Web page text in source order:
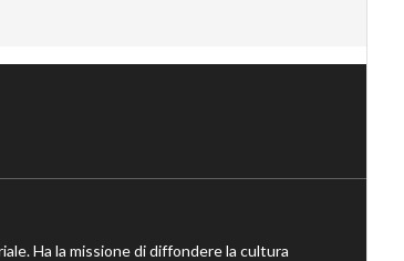
Ha la missione di diffondere la cultura